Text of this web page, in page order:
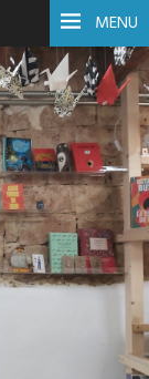
MENU